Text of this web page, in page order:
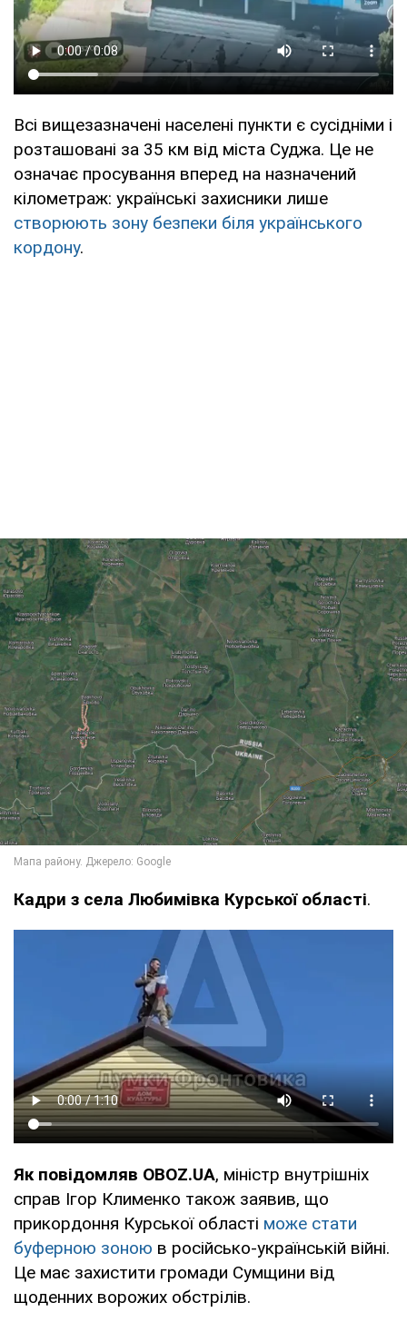
Всі вищезазначені населені пункти є сусідніми і
розташовані за 35 км від міста Суджа. Це не
означає просування вперед на назначений
кілометраж: українські захисники лише
створюють зону безпеки біля українського
кордону.
Кадри з села Любимівка Курської області.
Як повідомляв OBOZ.UA, міністр внутрішніх
справ Ігор Клименко також заявив, що
прикордоння Курської області може стати
буферною зоною в російсько-українській війні.
Це має захистити громади Сумщини від
щоденних ворожих обстрілів.